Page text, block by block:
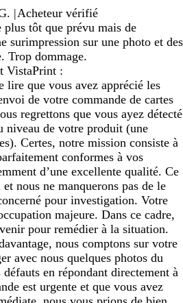
|Acheteur vérifié
tôt que prévu mais de
surimpression sur une photo et des
Trop dommage.
VistaPrint :
lire que vous avez apprécié les
de votre commande de cartes
regrettons que vous ayez détecté
niveau de votre produit (une
Certes, notre mission consiste à
conformes à vos
d’une excellente qualité. Ce
nous ne manquerons pas de le
pour investigation. Votre
majeure. Dans ce cadre,
pour remédier à la situation.
nous comptons sur votre
avec nous quelques photos du
en répondant directement à
est urgente et que vous avez